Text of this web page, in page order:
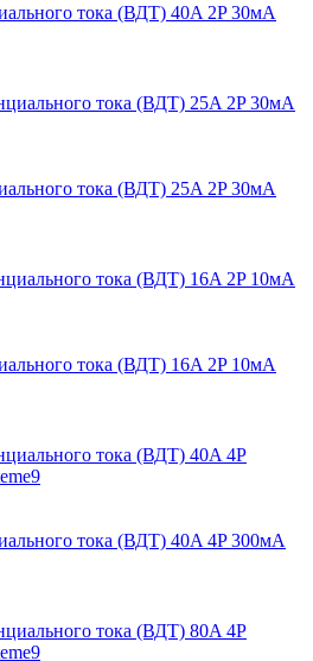
тока (ВДТ) 40A 2P 30мА
тока (ВДТ) 25A 2P 30мА
тока (ВДТ) 16A 2P 10мА
тока (ВДТ) 40A 4P 300мА